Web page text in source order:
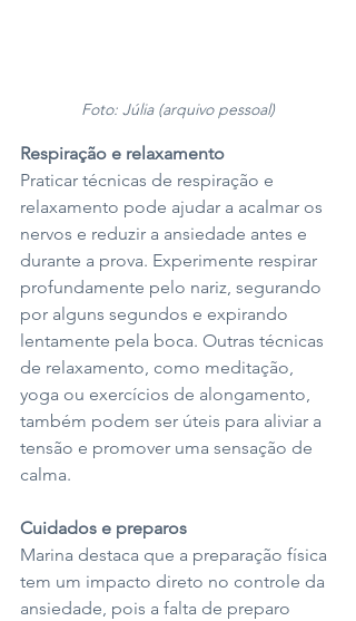
Foto: Júlia (arquivo pessoal)
Respiração e relaxamento
Praticar técnicas de respiração e
relaxamento pode ajudar a acalmar os
nervos e reduzir a ansiedade antes e
durante a prova. Experimente respirar
profundamente pelo nariz, segurando
por alguns segundos e expirando
lentamente pela boca. Outras técnicas
de relaxamento, como meditação,
yoga ou exercícios de alongamento,
também podem ser úteis para aliviar a
tensão e promover uma sensação de
calma.
Cuidados e preparos
Marina destaca que a preparação física
tem um impacto direto no controle da
ansiedade, pois a falta de preparo